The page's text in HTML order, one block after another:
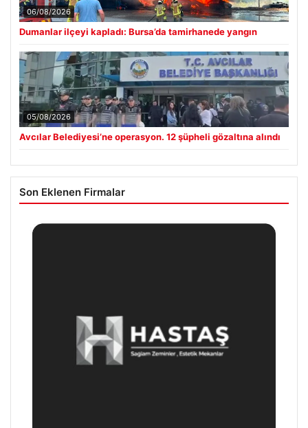
06/08/2026
Dumanlar ilçeyi kapladı: Bursa’da tamirhanede yangın
05/08/2026
Avcılar Belediyesi’ne operasyon. 12 şüpheli gözaltına alındı
Son Eklenen Firmalar